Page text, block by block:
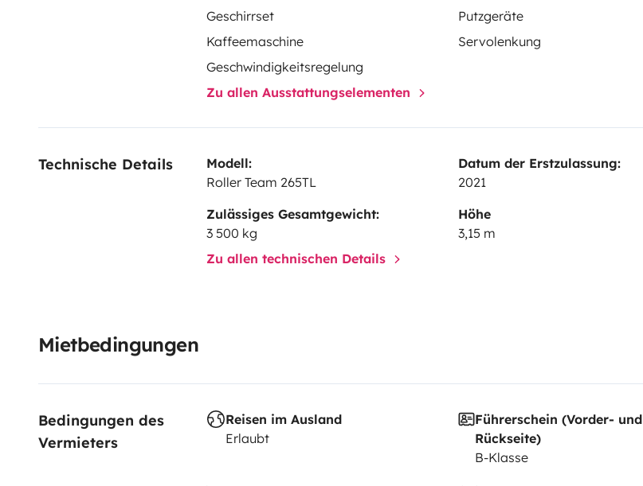
Geschirrset
Putzgeräte
Kaffeemaschine
Servolenkung
Geschwindigkeitsregelung
Zu allen Ausstattungselementen
Technische Details
Modell:
Roller Team 265TL
Datum der Erstzulassung:
2021
Zulässiges Gesamtgewicht:
3 500 kg
Höhe
3,15 m
Zu allen technischen Details
Mietbedingungen
Bedingungen des
Vermieters
Reisen im Ausland
Erlaubt
Führerschein (Vorder- und
Rückseite)
B-Klasse